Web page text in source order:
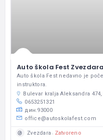
Auto škola Fest Zvezdara
Auto škola Fest nedavno je
instruktora.
Bulevar kralja Aleksandra
0653251321
дин.93000
office@autoskolafest.com
Zvezdara Zatvoreno